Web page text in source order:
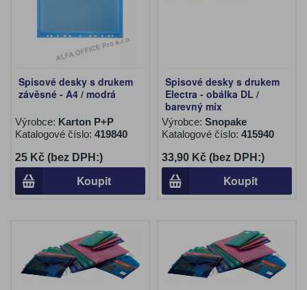
Spisové desky s drukem
závěsné - A4 / modrá
Výrobce: Karton P+P
Katalogové číslo: 419840
25 Kč (bez DPH:)
Koupit
Spisové desky s drukem
Electra - obálka DL /
barevný mix
Výrobce: Snopake
Katalogové číslo: 415940
33,90 Kč (bez DPH:)
Koupit